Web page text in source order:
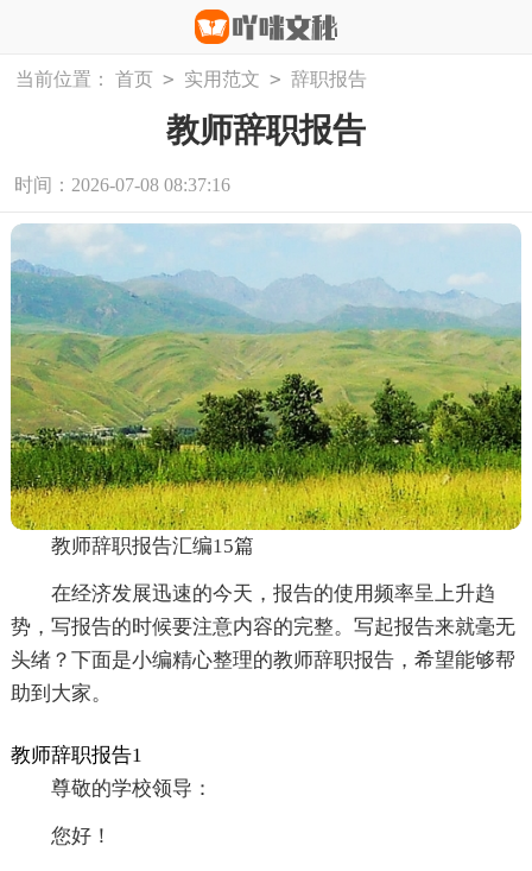
当前位置： 首页 > 实用范文 > 辞职报告
教师辞职报告
时间：2026-07-08 08:37:16
教师辞职报告汇编15篇
在经济发展迅速的今天，报告的使用频率呈上升趋
势，写报告的时候要注意内容的完整。写起报告来就毫无
头绪？下面是小编精心整理的教师辞职报告，希望能够帮
助到大家。
教师辞职报告1
尊敬的学校领导：
您好！